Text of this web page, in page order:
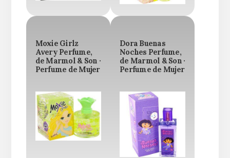
Moxie Girlz
Avery Perfume,
de Marmol & Son ·
Perfume de Mujer
Dora Buenas
Noches Perfume,
de Marmol & Son ·
Perfume de Mujer